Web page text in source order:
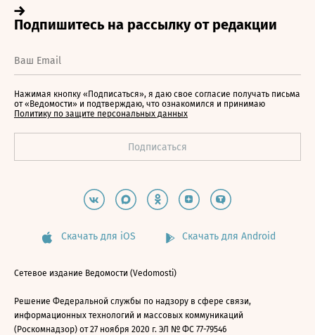
Нажимая кнопку «Подписаться», я даю свое согласие получать письма
от «Ведомости» и подтверждаю, что ознакомился и принимаю
Политику по защите персональных данных
Скачать для iOS Скачать для Android
Сетевое издание Ведомости (Vedomosti)
Решение Федеральной службы по надзору в сфере связи,
информационных технологий и массовых коммуникаций
(Роскомнадзор) от 27 ноября 2020 г. ЭЛ № ФС 77-79546